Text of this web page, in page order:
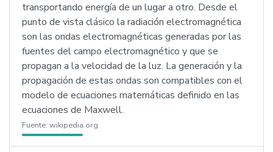
transportando energía de un lugar a otro. Desde el
punto de vista clásico la radiación electromagnética
son las ondas electromagnéticas generadas por las
fuentes del campo electromagnético y que se
propagan a la velocidad de la luz. La generación y la
propagación de estas ondas son compatibles con el
modelo de ecuaciones matemáticas definido en las
ecuaciones de Maxwell.
Fuente: wikipedia.org